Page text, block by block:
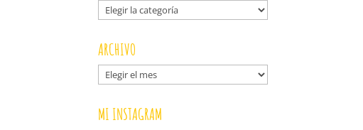
Mis
categorías
ARCHIVO
Archivo
MI INSTAGRAM